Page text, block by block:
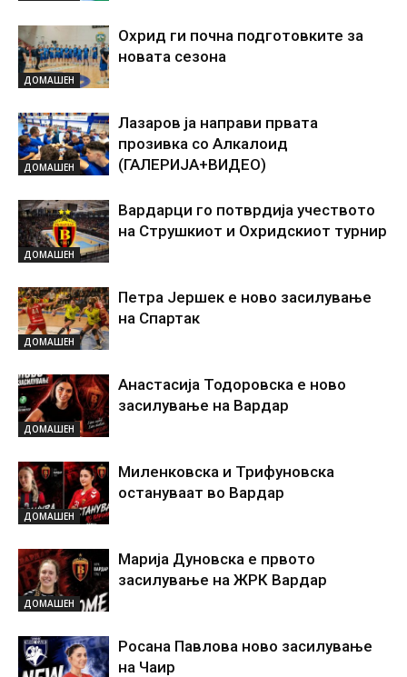
ДОМАШЕН
Охрид ги почна подготовките за
новата сезона
ДОМАШЕН
Лазаров ја направи првата
прозивка со Алкалоид
(ГАЛЕРИЈА+ВИДЕО)
ДОМАШЕН
Вардарци го потврдија учеството
на Струшкиот и Охридскиот турнир
ДОМАШЕН
Петра Јершек е ново засилување
на Спартак
ДОМАШЕН
Анастасија Тодоровска е ново
засилување на Вардар
ДОМАШЕН
Миленковска и Трифуновска
остануваат во Вардар
ДОМАШЕН
Марија Дуновска е првото
засилување на ЖРК Вардар
Росана Павлова ново засилување
на Чаир